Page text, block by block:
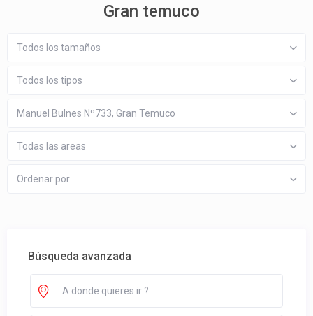
Gran temuco
Todos los tamaños
Todos los tipos
Manuel Bulnes Nº733, Gran Temuco
Todas las areas
Ordenar por
Búsqueda avanzada